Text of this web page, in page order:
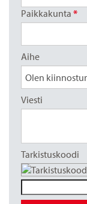
Paikkakunta *
Aihe
Viesti
Tarkistuskoodi